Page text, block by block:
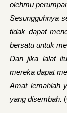
olehmu
Sesungguhnya
tidak dapat
bersatu untuk
Dan jika lalat
mereka dapat
Amat lemahlah
yang disembah.